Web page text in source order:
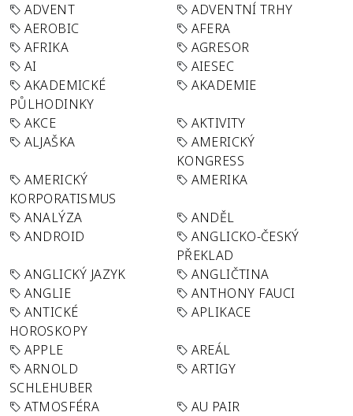
ADVENT
ADVENTNÍ TRHY
AEROBIC
AFERA
AFRIKA
AGRESOR
AI
AIESEC
AKADEMICKÉ
PŮLHODINKY
AKADEMIE
AKCE
AKTIVITY
ALJAŠKA
AMERICKÝ
KONGRESS
AMERICKÝ
KORPORATISMUS
AMERIKA
ANALÝZA
ANDĚL
ANDROID
ANGLICKO-ČESKÝ
PŘEKLAD
ANGLICKÝ JAZYK
ANGLIČTINA
ANGLIE
ANTHONY FAUCI
ANTICKÉ
HOROSKOPY
APLIKACE
APPLE
AREÁL
ARNOLD
SCHLEHUBER
ARTIGY
ATMOSFÉRA
AU PAIR